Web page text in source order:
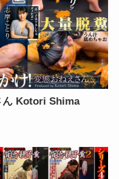
ん Kotori Shima